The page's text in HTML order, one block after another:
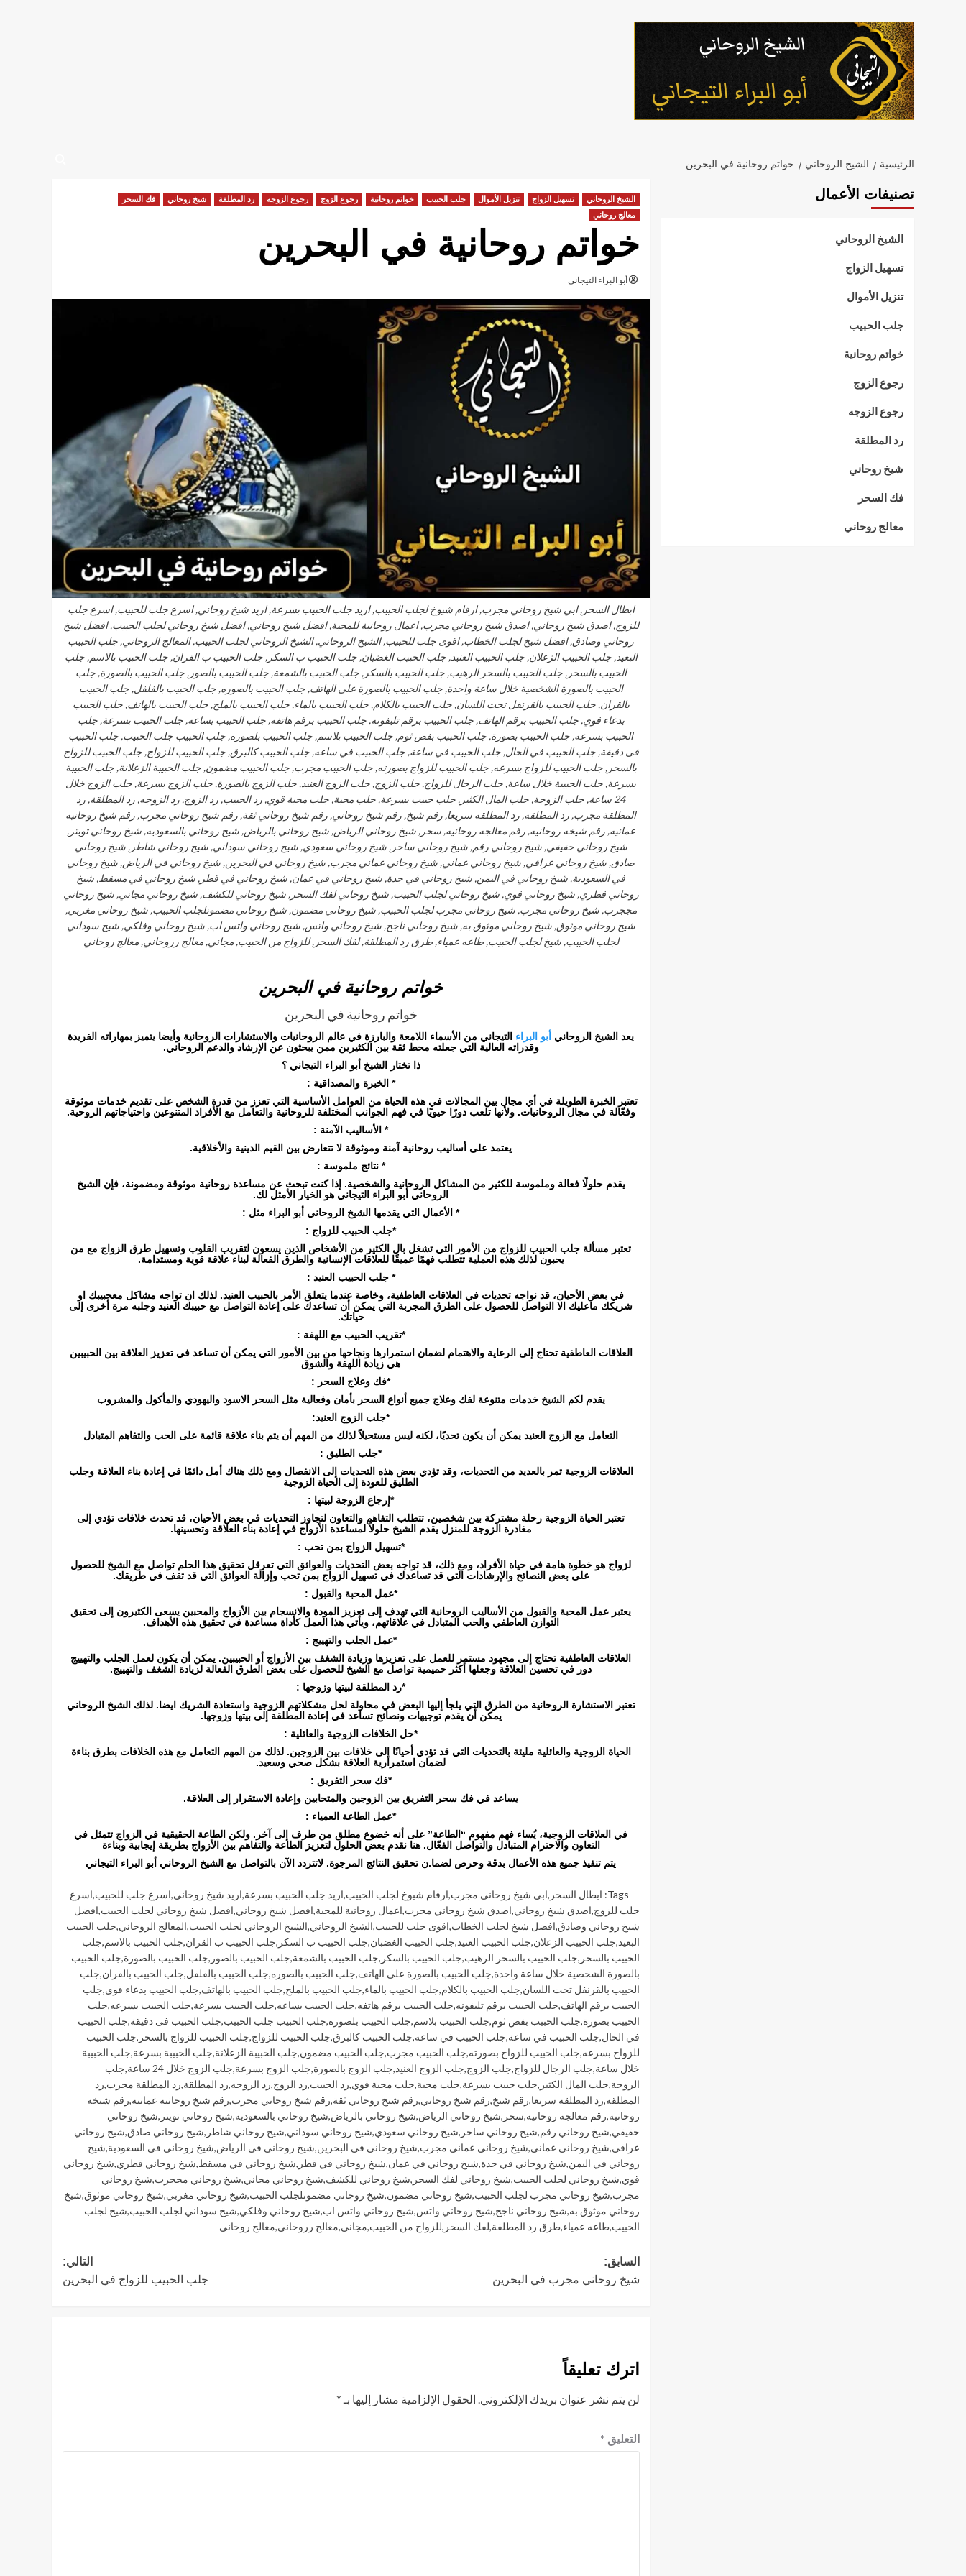
الرئيسية الشيخ الروحاني خواتم روحانية في البحرين
الشيخ الروحاني تسهيل الزواج تنزيل الأموال جلب الحبيب خواتم روحانية رجوع الزوج رجوع الزوجه رد المطلقة شيخ روحاني
فك السحر
معالج روحاني
خواتم روحانية في البحرين
أبو البراء التيجاني
ابطال السحر, ابي شيخ روحاني مجرب, ارقام شيوخ لجلب الحبيب, اريد جلب الحبيب بسرعة, اريد شيخ روحاني, اسرع جلب للحبيب, اسرع جلب
للزوج, اصدق شيخ روحاني, اصدق شيخ روحاني مجرب, اعمال روحانية للمحبة, افضل شيخ روحاني, افضل شيخ روحاني لجلب الحبيب, افضل شيخ
روحاني وصادق, افضل شيخ لجلب الخطاب, اقوى جلب للحبيب, الشيخ الروحاني, الشيخ الروحاني لجلب الحبيب, المعالج الروحاني, جلب الحبيب
البعيد, جلب الحبيب الزعلان, جلب الحبيب العنيد, جلب الحبيب الغضبان, جلب الحبيب ب السكر, جلب الحبيب ب القران, جلب الحبيب بالاسم, جلب
الحبيب بالسحر, جلب الحبيب بالسحر الرهيب, جلب الحبيب بالسكر, جلب الحبيب بالشمعة, جلب الحبيب بالصور, جلب الحبيب بالصورة, جلب
الحبيب بالصورة الشخصية خلال ساعة واحدة, جلب الحبيب بالصورة على الهاتف, جلب الحبيب بالصوره, جلب الحبيب بالفلفل, جلب الحبيب
بالقران, جلب الحبيب بالقرنفل تحت اللسان, جلب الحبيب بالكلام, جلب الحبيب بالماء, جلب الحبيب بالملح, جلب الحبيب بالهاتف, جلب الحبيب
بدعاء قوي, جلب الحبيب برقم الهاتف, جلب الحبيب برقم تليفونه, جلب الحبيب برقم هاتفه, جلب الحبيب بساعه, جلب الحبيب بسرعة, جلب
الحبيب بسرعه, جلب الحبيب بصورة, جلب الحبيب بفص ثوم, جلب الحبيب بلاسم, جلب الحبيب بلصوره, جلب الحبيب جلب الحبيب, جلب الحبيب
فى دقيقة, جلب الحبيب في الحال, جلب الحبيب في ساعة, جلب الحبيب في ساعه, جلب الحبيب كالبرق, جلب الحبيب للزواج, جلب الحبيب للزواج
بالسحر, جلب الحبيب للزواج بسرعه, جلب الحبيب للزواج بصورته, جلب الحبيب مجرب, جلب الحبيب مضمون, جلب الحبيبة الزعلانة, جلب الحبيبة
بسرعة, جلب الحبيبة خلال ساعة, جلب الرجال للزواج, جلب الزوج, جلب الزوج العنيد, جلب الزوج بالصورة, جلب الزوج بسرعة, جلب الزوج خلال
24 ساعة, جلب الزوجة, جلب المال الكثير, جلب حبيب بسرعة, جلب محبة, جلب محبة قوي, رد الحبيب, رد الزوج, رد الزوجه, رد المطلقة, رد
المطلقة مجرب, رد المطلقه, رد المطلقه سريعا, رقم شيخ, رقم شيخ روحاني, رقم شيخ روحاني ثقة, رقم شيخ روحاني مجرب, رقم شيخ روحانيه
عمانيه, رقم شيخه روحانيه, رقم معالجه روحانيه, سحر, شيخ روحاني الرياض, شيخ روحاني بالرياض, شيخ روحاني بالسعوديه, شيخ روحاني تويتر,
شيخ روحاني حقيقي, شيخ روحاني رقم, شيخ روحاني ساحر, شيخ روحاني سعودي, شيخ روحاني سوداني, شيخ روحاني شاطر, شيخ روحاني
صادق, شيخ روحاني عراقي, شيخ روحاني عماني, شيخ روحاني عماني مجرب, شيخ روحاني في البحرين, شيخ روحاني في الرياض, شيخ روحاني
في السعودية, شيخ روحاني في اليمن, شيخ روحاني في جدة, شيخ روحاني في عمان, شيخ روحاني في قطر, شيخ روحاني في مسقط, شيخ
روحاني قطري, شيخ روحاني قوي, شيخ روحاني لجلب الحبيب, شيخ روحاني لفك السحر, شيخ روحاني للكشف, شيخ روحاني مجاني, شيخ روحاني
مججرب, شيخ روحاني مجرب, شيخ روحاني مجرب لجلب الحبيب, شيخ روحاني مضمون, شيخ روحاني مضمونلجلب الحبيب, شيخ روحاني مغربي,
شيخ روحاني موثوق, شيخ روحاني موثوق به, شيخ روحاني ناجح, شيخ روحاني واتس, شيخ روحاني واتس اب, شيخ روحاني وفلكي, شيخ سوداني
لجلب الحبيب, شيخ لجلب الحبيب, طاعه عمياء, طرق رد المطلقة, لفك السحر, للزواج من الحبيب, مجاني, معالج رروحاني, معالج روحاني
خواتم روحانية في البحرين
خواتم روحانية في البحرين
يعد الشيخ الروحاني أبو البراء التيجاني من الأسماء اللامعة والبارزة في عالم الروحانيات والاستشارات الروحانية وأيضا يتميز بمهاراته الفريدة
وقدراته العالية التي جعلته محط ثقة بين الكثيرين ممن يبحثون عن الإرشاد والدعم الروحاني.
ذا تختار الشيخ أبو البراء التيجاني ؟
* الخبرة والمصداقية :
تعتبر الخبرة الطويلة في أي مجال بين المجالات في هذه الحياة من العوامل الأساسية التي تعزز من قدرة الشخص على تقديم خدمات موثوقة
وفعّالة في مجال الروحانيات. ولأنها تلعب دورًا حيويًا في فهم الجوانب المختلفة للروحانية والتعامل مع الأفراد المتنوعين واحتياجاتهم الروحية.
* الأساليب الآمنة :
يعتمد على أساليب روحانية آمنة وموثوقة لا تتعارض بين القيم الدينية والأخلاقية.
* نتائج ملموسة :
يقدم حلولًا فعالة وملموسة للكثير من المشاكل الروحانية والشخصية. إذا كنت تبحث عن مساعدة روحانية موثوقة ومضمونة، فإن الشيخ
الروحاني أبو البراء التيجاني هو الخيار الأمثل لك.
* الأعمال التي يقدمها الشيخ الروحاني أبو البراء مثل :
*جلب الحبيب للزواج :
تعتبر مسألة جلب الحبيب للزواج من الأمور التي تشغل بال الكثير من الأشخاص الذين يسعون لتقريب القلوب وتسهيل طرق الزواج مع من
يحبون لذلك هذه العملية تتطلب فهمًا عميقًا للعلاقات الإنسانية والطرق الفعالة لبناء علاقة قوية ومستدامة.
* جلب الحبيب العنيد :
في بعض الأحيان، قد نواجه تحديات في العلاقات العاطفية، وخاصة عندما يتعلق الأمر بالحبيب العنيد. لذلك ان تواجه مشاكل معحبيبك او
شريكك ماعليك الا التواصل للحصول على الطرق المجربة التي يمكن أن تساعدك على إعادة التواصل مع حبيبك العنيد وجلبه مرة أخرى إلى
حياتك.
*تقريب الحبيب مع اللهفة :
العلاقات العاطفية تحتاج إلى الرعاية والاهتمام لضمان استمرارها ونجاحها من بين الأمور التي يمكن أن تساعد في تعزيز العلاقة بين الحبيبين
هي زيادة اللهفة والشوق
*فك وعلاج السحر :
يقدم لكم الشيخ خدمات متنوعة لفك وعلاج جميع أنواع السحر بأمان وفعالية مثل السحر الاسود واليهودي والمأكول والمشروب
*جلب الزوج العنيد:
التعامل مع الزوج العنيد يمكن أن يكون تحديًا، لكنه ليس مستحيلاً لذلك من المهم أن يتم بناء علاقة قائمة على الحب والتفاهم المتبادل
*جلب الطليق :
العلاقات الزوجية تمر بالعديد من التحديات، وقد تؤدي بعض هذه التحديات إلى الانفصال ومع ذلك هناك أمل دائمًا في إعادة بناء العلاقة وجلب
الطليق للعودة إلى الحياة الزوجية
*إرجاع الزوجة لبيتها :
تعتبر الحياة الزوجية رحلة مشتركة بين شخصين، تتطلب التفاهم والتعاون لتجاوز التحديات في بعض الأحيان، قد تحدث خلافات تؤدي إلى
مغادرة الزوجة للمنزل يقدم الشيخ حلولاً لمساعدة الأزواج في إعادة بناء العلاقة وتحسينها.
*تسهيل الزواج بمن تحب :
لزواج هو خطوة هامة في حياة الأفراد، ومع ذلك، قد تواجه بعض التحديات والعوائق التي تعرقل تحقيق هذا الحلم تواصل مع الشيخ للحصول
على بعض النصائح والإرشادات التي قد تساعدك في تسهيل الزواج بمن تحب وإزالة العوائق التي قد تقف في طريقك.
*عمل المحبة والقبول :
يعتبر عمل المحبة والقبول من الأساليب الروحانية التي تهدف إلى تعزيز المودة والانسجام بين الأزواج والمحبين يسعى الكثيرون إلى تحقيق
التوازن العاطفي والحب المتبادل في علاقاتهم، ويأتي هذا العمل كأداة مساعدة في تحقيق هذه الأهداف.
*عمل الجلب والتهييج :
العلاقات العاطفية تحتاج إلى مجهود مستمر للعمل على تعزيزها وزيادة الشغف بين الأزواج أو الحبيبين. يمكن أن يكون لعمل الجلب والتهييج
دور في تحسين العلاقة وجعلها أكثر حميمية تواصل مع الشيخ للحصول على بعض الطرق الفعالة لزيادة الشغف والتهييج.
*رد المطلقة لبيتها وزوجها :
تعتبر الاستشارة الروحانية من الطرق التي يلجأ إليها البعض في محاولة لحل مشكلاتهم الزوجية واستعادة الشريك ايضا. لذلك الشيخ الروحاني
يمكن أن يقدم توجيهات ونصائح تساعد في إعادة المطلقة إلى بيتها وزوجها.
*حل الخلافات الزوجية والعائلية :
الحياة الزوجية والعائلية مليئة بالتحديات التي قد تؤدي أحيانًا إلى خلافات بين الزوجين. لذلك من المهم التعامل مع هذه الخلافات بطرق بناءة
لضمان استمرارية العلاقة بشكل صحي وسعيد.
*فك سحر التفريق :
يساعد في فك سحر التفريق بين الزوجين والمتحابين وإعادة الاستقرار إلى العلاقة.
*عمل الطاعة العمياء :
في العلاقات الزوجية، يُساء فهم مفهوم “الطاعة” على أنه خضوع مطلق من طرف إلى آخر. ولكن الطاعة الحقيقية في الزواج تتمثل في
التعاون والاحترام المتبادل والتواصل الفعّال. هنا نقدم بعض الحلول لتعزيز الطاعة والتفاهم بين الأزواج بطريقة إيجابية وبناءة
يتم تنفيذ جميع هذه الأعمال بدقة وحرص لضما.ن تحقيق النتائج المرجوة. لاتتردد الآن بالتواصل مع الشيخ الروحاني أبو البراء التيجاني
Tags: ابطال السحر ,ابي شيخ روحاني مجرب,ارقام شيوخ لجلب الحبيب,اريد جلب الحبيب بسرعة,اريد شيخ روحاني,اسرع جلب للحبيب,اسرع
جلب للزوج,اصدق شيخ روحاني,اصدق شيخ روحاني مجرب,اعمال روحانية للمحبة,افضل شيخ روحاني,افضل شيخ روحاني لجلب الحبيب,افضل
شيخ روحاني وصادق,افضل شيخ لجلب الخطاب,اقوى جلب للحبيب,الشيخ الروحاني,الشيخ الروحاني لجلب الحبيب,المعالج الروحاني,جلب الحبيب
البعيد,جلب الحبيب الزعلان,جلب الحبيب العنيد,جلب الحبيب الغضبان,جلب الحبيب ب السكر ,جلب الحبيب ب القران,جلب الحبيب بالاسم,جلب
الحبيب بالسحر ,جلب الحبيب بالسحر الرهيب,جلب الحبيب بالسكر ,جلب الحبيب بالشمعة,جلب الحبيب بالصور ,جلب الحبيب بالصورة,جلب الحبيب
بالصورة الشخصية خلال ساعة واحدة,جلب الحبيب بالصورة على الهاتف,جلب الحبيب بالصوره,جلب الحبيب بالفلفل,جلب الحبيب بالقران,جلب
الحبيب بالقرنفل تحت اللسان,جلب الحبيب بالكلام,جلب الحبيب بالماء,جلب الحبيب بالملح,جلب الحبيب بالهاتف,جلب الحبيب بدعاء قوي,جلب
الحبيب برقم الهاتف,جلب الحبيب برقم تليفونه,جلب الحبيب برقم هاتفه,جلب الحبيب بساعه,جلب الحبيب بسرعة,جلب الحبيب بسرعه,جلب
الحبيب بصورة,جلب الحبيب بفص ثوم,جلب الحبيب بلاسم,جلب الحبيب بلصوره,جلب الحبيب جلب الحبيب,جلب الحبيب فى دقيقة,جلب الحبيب
في الحال,جلب الحبيب في ساعة,جلب الحبيب في ساعه,جلب الحبيب كالبرق,جلب الحبيب للزواج,جلب الحبيب للزواج بالسحر ,جلب الحبيب
للزواج بسرعه,جلب الحبيب للزواج بصورته,جلب الحبيب مجرب,جلب الحبيب مضمون,جلب الحبيبة الزعلانة,جلب الحبيبة بسرعة,جلب الحبيبة
خلال ساعة,جلب الرجال للزواج,جلب الزوج,جلب الزوج العنيد,جلب الزوج بالصورة,جلب الزوج بسرعة,جلب الزوج خلال 24 ساعة ,جلب
الزوجة,جلب المال الكثير ,جلب حبيب بسرعة,جلب محبة,جلب محبة قوي,رد الحبيب,رد الزوج,رد الزوجه,رد المطلقة,رد المطلقة مجرب,رد
المطلقه,رد المطلقه سريعا,رقم شيخ,رقم شيخ روحاني,رقم شيخ روحاني ثقة,رقم شيخ روحاني مجرب,رقم شيخ روحانيه عمانيه,رقم شيخه
روحانيه,رقم معالجه روحانيه,سحر ,شيخ روحاني الرياض,شيخ روحاني بالرياض,شيخ روحاني بالسعوديه,شيخ روحاني تويتر ,شيخ روحاني
حقيقي,شيخ روحاني رقم,شيخ روحاني ساحر ,شيخ روحاني سعودي,شيخ روحاني سوداني,شيخ روحاني شاطر ,شيخ روحاني صادق,شيخ روحاني
عراقي,شيخ روحاني عماني,شيخ روحاني عماني مجرب,شيخ روحاني في البحرين,شيخ روحاني في الرياض,شيخ روحاني في السعودية,شيخ
روحاني في اليمن,شيخ روحاني في جدة,شيخ روحاني في عمان,شيخ روحاني في قطر ,شيخ روحاني في مسقط,شيخ روحاني قطري,شيخ روحاني
قوي,شيخ روحاني لجلب الحبيب,شيخ روحاني لفك السحر ,شيخ روحاني للكشف,شيخ روحاني مجاني,شيخ روحاني مججرب,شيخ روحاني
مجرب,شيخ روحاني مجرب لجلب الحبيب,شيخ روحاني مضمون,شيخ روحاني مضمونلجلب الحبيب,شيخ روحاني مغربي,شيخ روحاني موثوق,شيخ
روحاني موثوق به,شيخ روحاني ناجح,شيخ روحاني واتس,شيخ روحاني واتس اب,شيخ روحاني وفلكي,شيخ سوداني لجلب الحبيب,شيخ لجلب
الحبيب,طاعه عمياء,طرق رد المطلقة,لفك السحر ,للزواج من الحبيب,مجاني,معالج رروحاني,معالج روحاني
تصفّح
المقالات
السابق:
شيخ روحاني مجرب في البحرين
التالي:
جلب الحبيب للزواج في البحرين
اترك تعليقاً
لن يتم نشر عنوان بريدك الإلكتروني. الحقول الإلزامية مشار إليها بـ *
التعليق *
تصنيفات الأعمال
الشيخ الروحاني
تسهيل الزواج
تنزيل الأموال
جلب الحبيب
خواتم روحانية
رجوع الزوج
رجوع الزوجه
رد المطلقة
شيخ روحاني
فك السحر
معالج روحاني